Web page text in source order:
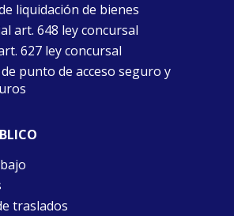
liquidación de bienes
art. 648 ley concursal
627 ley concursal
punto de acceso seguro y
traslados